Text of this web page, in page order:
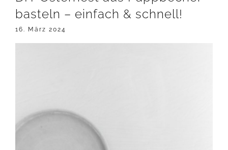
basteln – einfach & schnell!
16. März 2024